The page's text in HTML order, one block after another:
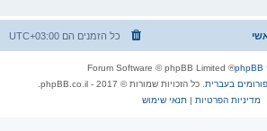
כל הזמנים הם UTC+03:00
phpBB
® Forum Software © phpBB Limited
. כל הזכויות שמורות © 2017 - phpBB.co.il.
מדיניות הפרטיות | תנאי שימוש